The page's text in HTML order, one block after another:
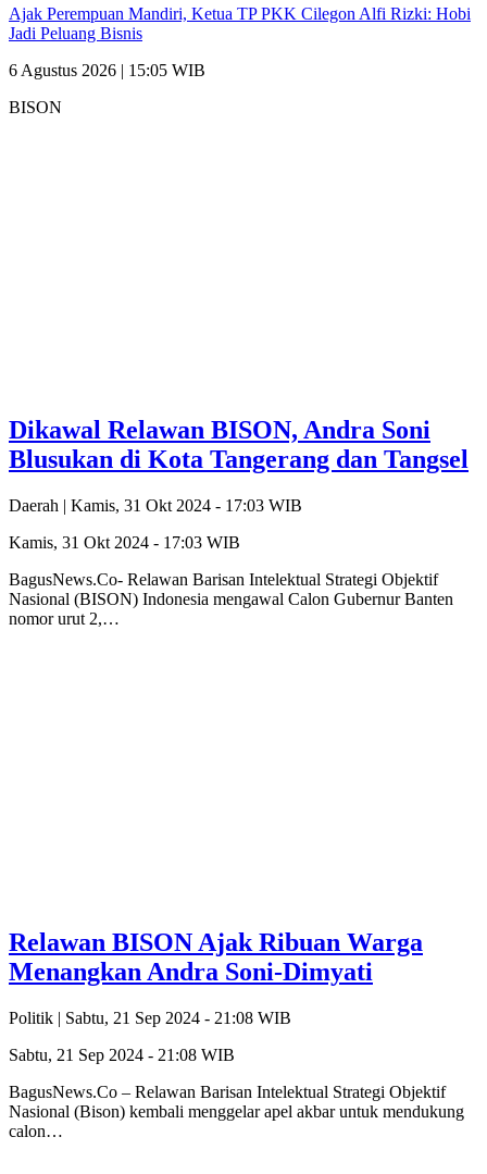
Ajak Perempuan Mandiri, Ketua TP PKK Cilegon Alfi Rizki: Hobi
Jadi Peluang Bisnis
6 Agustus 2026 | 15:05 WIB
BISON
Dikawal Relawan BISON, Andra Soni
Blusukan di Kota Tangerang dan Tangsel
Daerah | Kamis, 31 Okt 2024 - 17:03 WIB
Kamis, 31 Okt 2024 - 17:03 WIB
BagusNews.Co- Relawan Barisan Intelektual Strategi Objektif
Nasional (BISON) Indonesia mengawal Calon Gubernur Banten
nomor urut 2,…
Relawan BISON Ajak Ribuan Warga
Menangkan Andra Soni-Dimyati
Politik | Sabtu, 21 Sep 2024 - 21:08 WIB
Sabtu, 21 Sep 2024 - 21:08 WIB
BagusNews.Co – Relawan Barisan Intelektual Strategi Objektif
Nasional (Bison) kembali menggelar apel akbar untuk mendukung
calon…